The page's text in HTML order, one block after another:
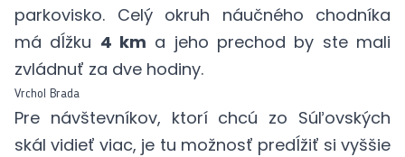
parkovisko. Celý okruh náučného chodníka
má dĺžku 4 km a jeho prechod by ste mali
zvládnuť za dve hodiny.
Vrchol Brada
Pre návštevníkov, ktorí chcú zo Súľovských
skál vidieť viac, je tu možnosť predĺžiť si vyššie